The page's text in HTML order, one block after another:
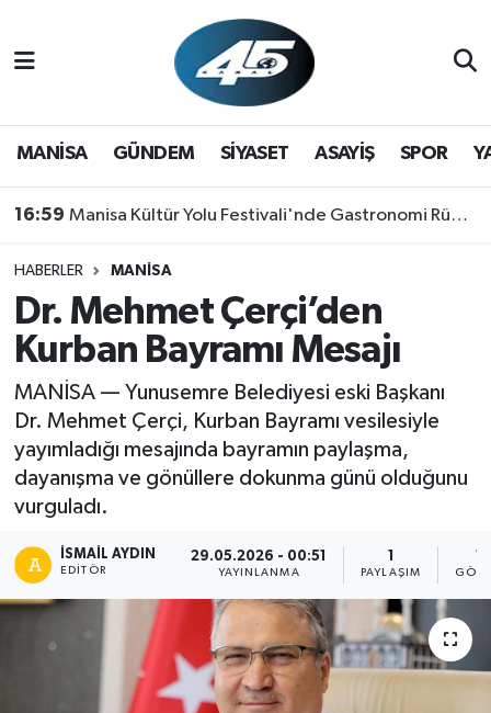
MANİSA GÜNDEM SİYASET ASAYİŞ SPOR
16:59 Manisa Kültür Yolu Festivali'nde Gastronomi Rüzgarı: Lezzetin Yıldızı "Manisa Kebabı" Oldu!
HABERLER MANİSA
Dr. Mehmet Çerçi’den
Kurban Bayramı Mesajı
MANİSA — Yunusemre Belediyesi eski Başkanı
Dr. Mehmet Çerçi, Kurban Bayramı vesilesiyle
yayımladığı mesajında bayramın paylaşma,
dayanışma ve gönüllere dokunma günü olduğunu
vurguladı.
İSMAIL AYDIN
EDITÖR
29.05.2026 - 00:51
YAYINLANMA PAYLAŞIM
GÜNDEM
SPOR
YAŞAM
RESMİ REKLAM
Hava Durumu
Trafik Durumu
Son Dakika Haberleri
Haber Arşivi